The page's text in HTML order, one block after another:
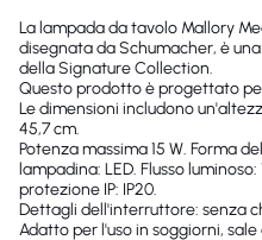
La lampada da tavolo Mallory
disegnata da Schumacher, è
della Signature Collection.
Questo prodotto è progettato
Le dimensioni includono
45,7 cm.
Potenza massima 15 W. Forma
lampadina: LED. Flusso
protezione IP: IP20.
Dettagli dell'interruttore: senza
Adatto per l'uso in soggiorni,